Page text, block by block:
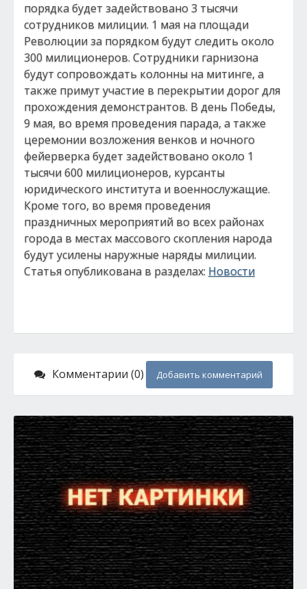
порядка будет задействовано 3 тысячи
сотрудников милиции. 1 мая на площади
Революции за порядком будут следить около
300 милиционеров. Сотрудники гарнизона
будут сопровождать колонны на митинге, а
также примут участие в перекрытии дорог для
прохождения демонстрантов. В день Победы,
9 мая, во время проведения парада, а также
церемонии возложения венков и ночного
фейерверка будет задействовано около 1
тысячи 600 милиционеров, курсанты
юридического института и военнослужащие.
Кроме того, во время проведения
праздничных мероприятий во всех районах
города в местах массового скопления народа
будут усилены наружные наряды милиции.
Статья опубликована в разделах: Новости
Комментарии (0) Добавить комментарий